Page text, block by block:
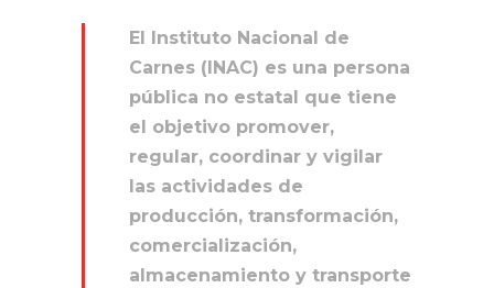
El Instituto Nacional de
Carnes (INAC) es una persona
pública no estatal que tiene
el objetivo promover,
regular, coordinar y vigilar
las actividades de
producción, transformación,
comercialización,
almacenamiento y transporte